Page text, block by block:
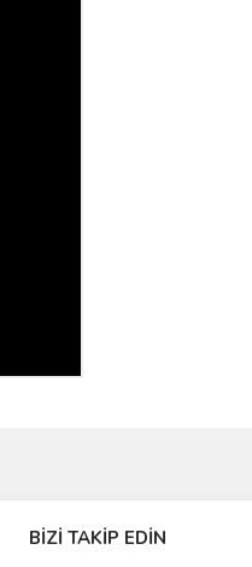
BİZİ TAKİP EDİN